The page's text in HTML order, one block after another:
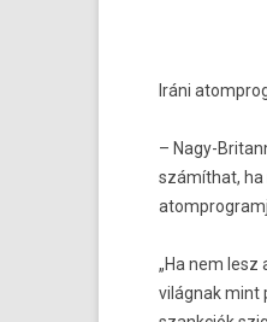
Iráni
– Nagy-
számíthat,
„Ha nem lesz
világnak mint